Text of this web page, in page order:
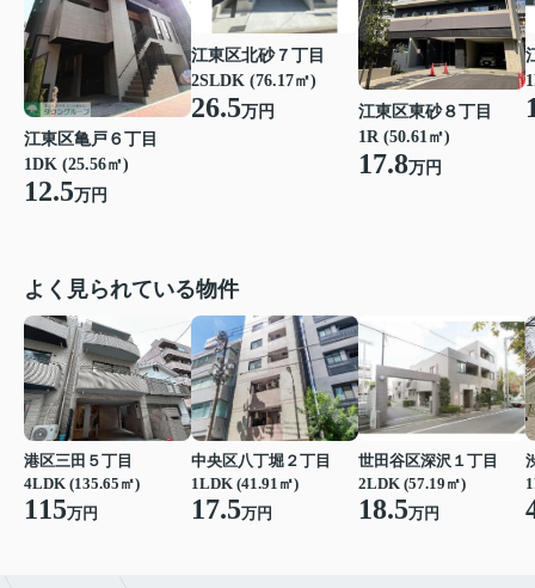
江東区亀戸６丁目
1DK (25.56㎡)
12.5万円
江東区北砂７丁目
2SLDK (76.17㎡)
26.5万円
江東区東砂８丁目
1R (50.61㎡)
17.8万円
よく見られている物件
港区三田５丁目
4LDK (135.65㎡)
115万円
中央区八丁堀２丁目
1LDK (41.91㎡)
17.5万円
世田谷区深沢１丁目
2LDK (57.19㎡)
18.5万円